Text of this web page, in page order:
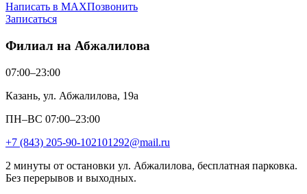
Написать в MAXПозвонить
Записаться
Филиал на Абжалилова
07:00–23:00
Казань, ул. Абжалилова, 19а
ПН–ВС 07:00–23:00
+7 (843) 205-90-102101292@mail.ru
2 минуты от остановки ул. Абжалилова, бесплатная парковка.
Без перерывов и выходных.